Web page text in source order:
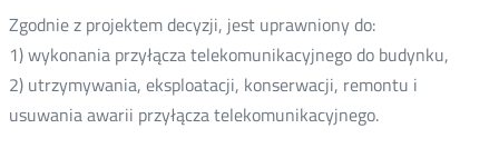
Zgodnie z projektem decyzji, jest uprawniony do:
1) wykonania przyłącza telekomunikacyjnego do budynku,
2) utrzymywania, eksploatacji, konserwacji, remontu i
usuwania awarii przyłącza telekomunikacyjnego.